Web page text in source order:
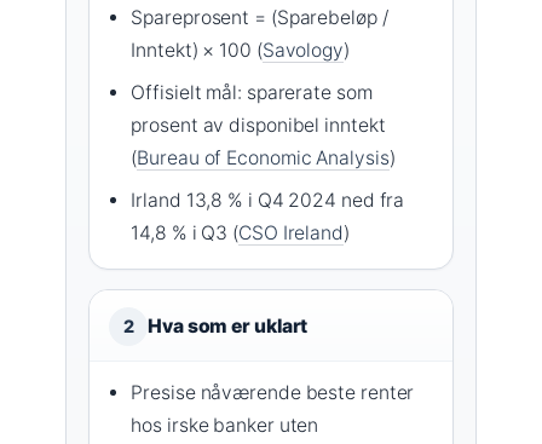
Spareprosent = (Sparebeløp /
Inntekt) × 100 (Savology)
Offisielt mål: sparerate som
prosent av disponibel inntekt
(Bureau of Economic Analysis)
Irland 13,8 % i Q4 2024 ned fra
14,8 % i Q3 (CSO Ireland)
2 Hva som er uklart
Presise nåværende beste renter
hos irske banker uten